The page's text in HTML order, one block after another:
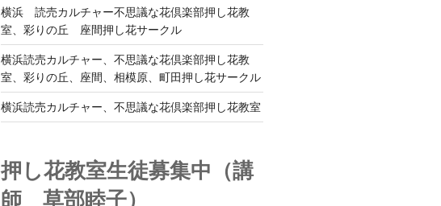
横浜 読売カルチャー不思議な花倶楽部押し花教
室、彩りの丘 座間押し花サークル
横浜読売カルチャー、不思議な花倶楽部押し花教
室、彩りの丘、座間、相模原、町田押し花サークル
横浜読売カルチャー、不思議な花倶楽部押し花教室
押し花教室生徒募集中（講
師 草部睦子）